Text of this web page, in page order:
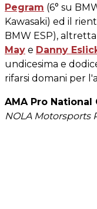
Pegram (6° su
Kawasaki) ed il
BMW ESP),
May e Danny
undicesima e
rifarsi domani per
AMA Pro National
NOLA Motorsports